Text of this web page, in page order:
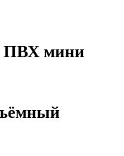
ПВХ мини